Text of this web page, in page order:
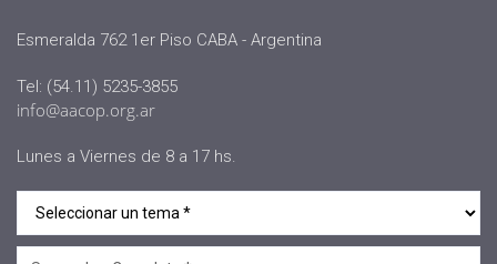
#Mcop Hugo Lopez
#novedades
#salta jujuy
#voluntariado
Esmeralda 762 1er Piso CABA - Argentina
Tel: (54.11) 5235-3855
info@aacop.org.ar
Lunes a Viernes de 8 a 17 hs.